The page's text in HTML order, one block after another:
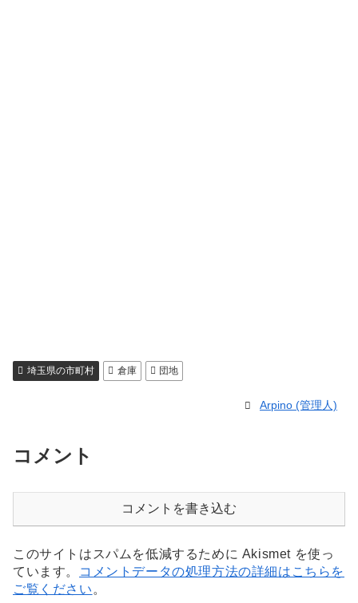
埼玉県の市町村 倉庫 団地
Arpino (管理人)
コメント
コメントを書き込む
このサイトはスパムを低減するために Akismet を使っ
ています。
コメントデータの処理方法の詳細はこちらを
ご覧ください 。